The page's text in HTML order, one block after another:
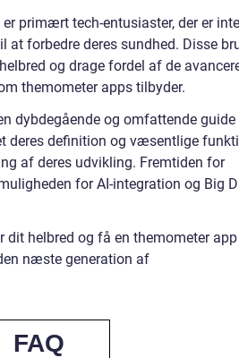
primært tech-entusiaster, der er
forbedre deres sundhed. Disse
og drage fordel af de
themometer apps tilbyder.
dybdegående og omfattende
deres definition og væsentlige
af deres udvikling. Fremtiden for
for AI-integration og Big
dit helbred og få en themometer
næste generation af
FAQ